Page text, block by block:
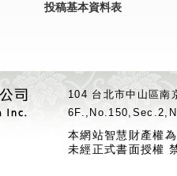
投稿基本資料表
104 台北市中山區
本網站智慧財產權
未經正式書面授權